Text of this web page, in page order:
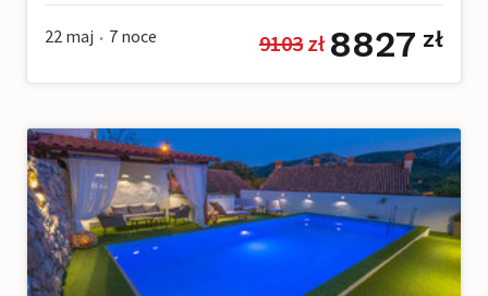
22 maj • 7 noce 9103 zł 8827 zł